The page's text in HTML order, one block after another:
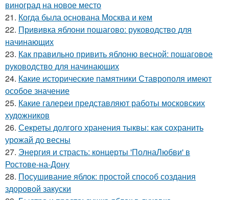
виноград на новое место
21. Когда была основана Москва и кем
22. Прививка яблони пошагово: руководство для
начинающих
23. Как правильно привить яблоню весной: пошаговое
руководство для начинающих
24. Какие исторические памятники Ставрополя имеют
особое значение
25. Какие галереи представляют работы московских
художников
26. Секреты долгого хранения тыквы: как сохранить
урожай до весны
27. Энергия и страсть: концерты 'ПолнаЛюбви' в
Ростове-на-Дону
28. Посушивание яблок: простой способ создания
здоровой закуски